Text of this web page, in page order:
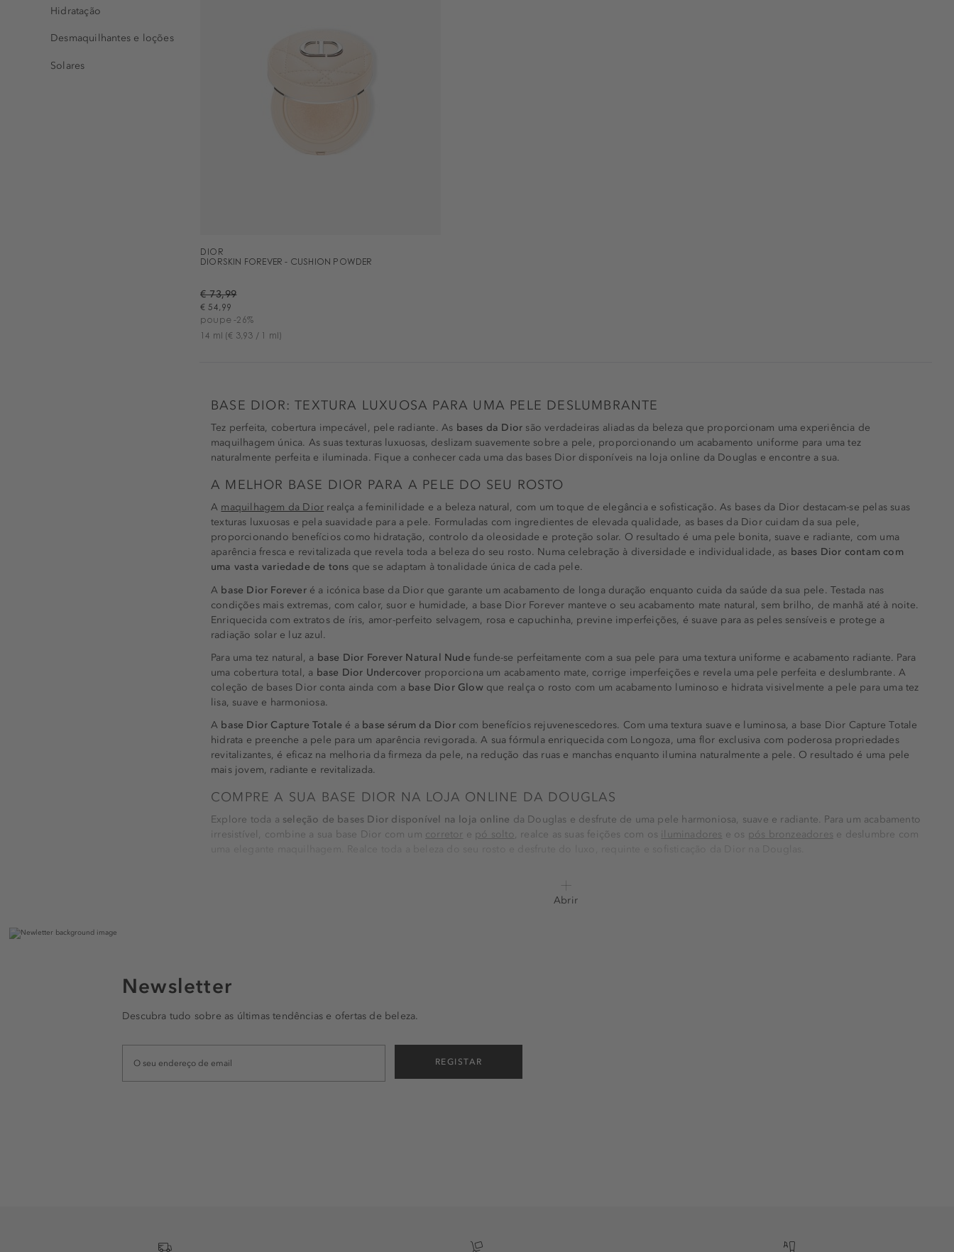
Hidratação
Desmaquilhantes e loções
Solares
DIOR
DIORSKIN FOREVER - CUSHION POWDER
€ 73,99
€ 54,99
poupe -26%
14 ml
(€ 3,93 / 1 ml)
BASE DIOR: TEXTURA LUXUOSA PARA UMA PELE DESLUMBRANTE
Tez perfeita, cobertura impecável, pele radiante. As bases da Dior são verdadeiras aliadas da beleza que proporcionam uma experiência de
maquilhagem única. As suas texturas luxuosas, deslizam suavemente sobre a pele, proporcionando um acabamento uniforme para uma tez
naturalmente perfeita e iluminada. Fique a conhecer cada uma das bases Dior disponíveis na loja online da Douglas e encontre a sua.
A MELHOR BASE DIOR PARA A PELE DO SEU ROSTO
A maquilhagem da Dior realça a feminilidade e a beleza natural, com um toque de elegância e sofisticação. As bases da Dior destacam-se pelas suas
texturas luxuosas e pela suavidade para a pele. Formuladas com ingredientes de elevada qualidade, as bases da Dior cuidam da sua pele,
proporcionando benefícios como hidratação, controlo da oleosidade e proteção solar. O resultado é uma pele bonita, suave e radiante, com uma
aparência fresca e revitalizada que revela toda a beleza do seu rosto. Numa celebração à diversidade e individualidade, as bases Dior contam com
uma vasta variedade de tons que se adaptam à tonalidade única de cada pele.
A base Dior Foreveré a icónica base da Dior que garante um acabamento de longa duração enquanto cuida da saúde da sua pele. Testada nas
condições mais extremas, com calor, suor e humidade, a base Dior Forever manteve o seu acabamento mate natural, sem brilho, de manhã até à noite.
Enriquecida com extratos de íris, amor-perfeito selvagem, rosa e capuchinha, previne imperfeições, é suave para as peles sensíveis e protege a
radiação solar e luz azul.
Para uma tez natural, a base Dior Forever Natural Nude funde-se perfeitamente com a sua pele para uma textura uniforme e acabamento radiante. Para
uma cobertura total, a base Dior Undercover proporciona um acabamento mate, corrige imperfeições e revela uma pele perfeita e deslumbrante. A
coleção de bases Dior conta ainda com a base Dior Glowque realça o rosto com um acabamento luminoso e hidrata visivelmente a pele para uma tez
lisa, suave e harmoniosa.
A base Dior Capture Totale é a base sérum da Diorcom benefícios rejuvenescedores. Com uma textura suave e luminosa, a base Dior Capture Totale
hidrata e preenche a pele para um aparência revigorada. A sua fórmula enriquecida com Longoza, uma flor exclusiva com poderosa propriedades
revitalizantes, é eficaz na melhoria da firmeza da pele, na redução das ruas e manchas enquanto ilumina naturalmente a pele. O resultado é uma pele
mais jovem, radiante e revitalizada.
COMPRE A SUA BASE DIOR NA LOJA ONLINE DA DOUGLAS
Explore toda a seleção de bases Dior disponível na loja online da Douglas e desfrute de uma pele harmoniosa, suave e radiante. Para um acabamento
irresistível, combine a sua base Dior com um corretor e pó solto , realce as suas feições com os iluminadores e os pós bronzeadores e deslumbre com
Abrir
Newsletter
Descubra tudo sobre as últimas tendências e ofertas de beleza.
REGISTAR